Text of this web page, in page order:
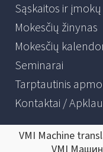
Sąskaitos ir
Mokesčių žinynas
Mokesčių
Seminarai
Tarptautinis
Kontaktai /
VMI Machine